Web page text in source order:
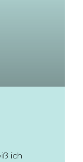
ich